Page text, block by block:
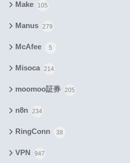
Make 105
Manus 279
McAfee 5
Misoca 214
moomoo証券 205
n8n 234
RingConn 38
VPN 947